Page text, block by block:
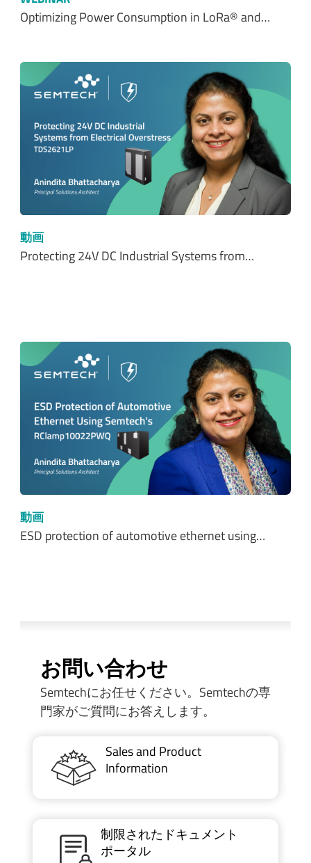
Optimizing Power Consumption in LoRa® and…
動画
Protecting 24V DC Industrial Systems from…
動画
ESD protection of automotive ethernet using…
お問い合わせ
Semtechにお任せください。Semtechの専
門家がご質問にお答えします。
Sales and Product
Information
制限されたドキュメント
ポータル